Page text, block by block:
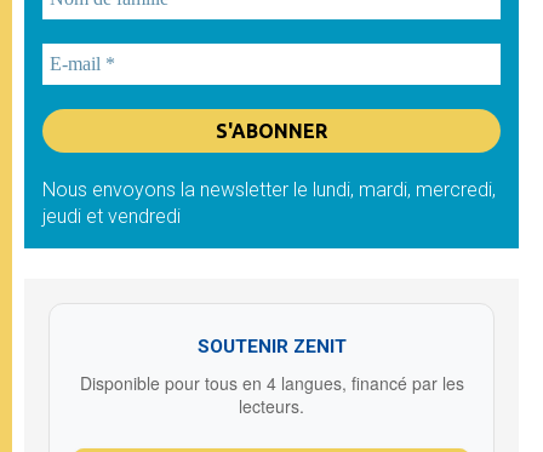
Nous envoyons la newsletter le lundi, mardi, mercredi,
jeudi et vendredi
SOUTENIR ZENIT
Disponible pour tous en 4 langues, financé par les
lecteurs.